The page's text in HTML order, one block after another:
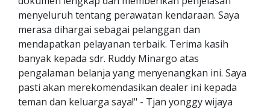
menyeluruh tentang perawatan kendaraan. Saya
merasa dihargai sebagai pelanggan dan
mendapatkan pelayanan terbaik. Terima kasih
banyak kepada sdr. Ruddy Minargo atas
pengalaman belanja yang menyenangkan ini. Saya
pasti akan merekomendasikan dealer ini kepada
teman dan keluarga saya!" - Tjan yonggy wijaya